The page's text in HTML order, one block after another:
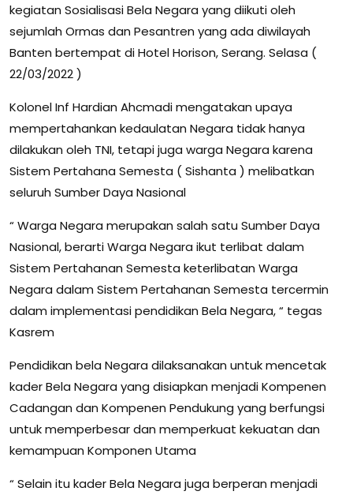
kegiatan Sosialisasi Bela Negara yang diikuti oleh
sejumlah Ormas dan Pesantren yang ada diwilayah
Banten bertempat di Hotel Horison, Serang. Selasa (
22/03/2022 )
Kolonel Inf Hardian Ahcmadi mengatakan upaya
mempertahankan kedaulatan Negara tidak hanya
dilakukan oleh TNI, tetapi juga warga Negara karena
Sistem Pertahana Semesta ( Sishanta ) melibatkan
seluruh Sumber Daya Nasional
“ Warga Negara merupakan salah satu Sumber Daya
Nasional, berarti Warga Negara ikut terlibat dalam
Sistem Pertahanan Semesta keterlibatan Warga
Negara dalam Sistem Pertahanan Semesta tercermin
dalam implementasi pendidikan Bela Negara, “ tegas
Kasrem
Pendidikan bela Negara dilaksanakan untuk mencetak
kader Bela Negara yang disiapkan menjadi Kompenen
Cadangan dan Kompenen Pendukung yang berfungsi
untuk memperbesar dan memperkuat kekuatan dan
kemampuan Komponen Utama
“ Selain itu kader Bela Negara juga berperan menjadi